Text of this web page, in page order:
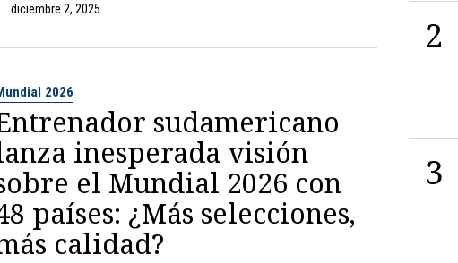
diciembre 2, 2025
2026
sudamericano
inesperada visión
el Mundial 2026 con
países: ¿Más selecciones,
calidad?
2
3